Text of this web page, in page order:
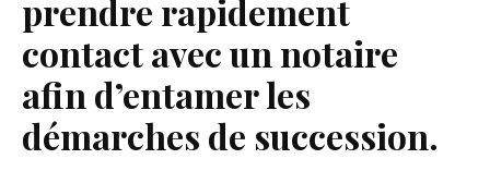
prendre rapidement
contact avec un notaire
afin d’entamer les
démarches de succession.